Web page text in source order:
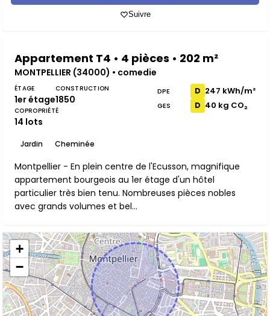
Suivre
Appartement T4 • 4 pièces • 202 m²
MONTPELLIER (34000) • comedie
ÉTAGE
1er étage
CONSTRUCTION
1850
COPROPRIÉTÉ
14 lots
Jardin Cheminée
DPE D 247 kWh/m²
GES D 40 kg CO₂
Montpellier - En plein centre de l'Ecusson, magnifique
appartement bourgeois au 1er étage d'un hôtel
particulier très bien tenu. Nombreuses pièces nobles
avec grands volumes et bel...
+
−